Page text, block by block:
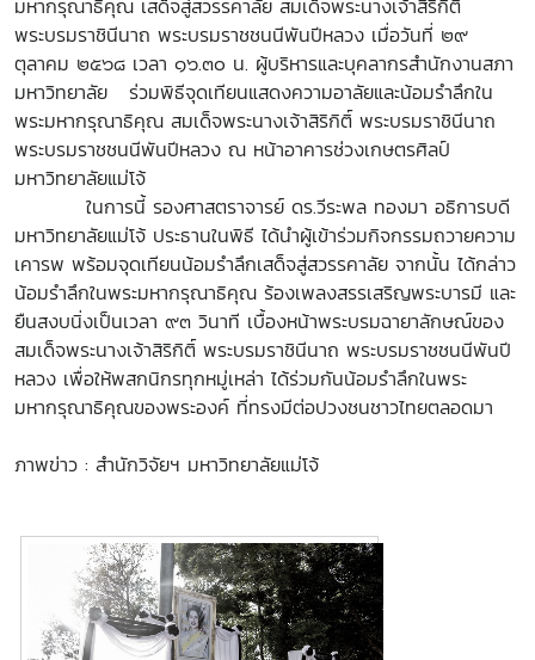
มหากรุณาธิคุณ เสด็จสู่สวรรคาลัย สมเด็จพระนางเจ้าสิริกิติ์
พระบรมราชินีนาถ พระบรมราชชนนีพันปีหลวง เมื่อวันที่ ๒๙
ตุลาคม ๒๕๖๘ เวลา ๑๖.๓๐ น. ผู้บริหารและบุคลากรสำนักงานสภา
มหาวิทยาลัย
ร่วมพิธีจุดเทียนแสดงความอาลัยและน้อมรำลึกใน
พระมหากรุณาธิคุณ สมเด็จพระนางเจ้าสิริกิติ์ พระบรมราชินีนาถ
พระบรมราชชนนีพันปีหลวง ณ หน้าอาคารช่วงเกษตรศิลป์
มหาวิทยาลัยแม่โจ้
ในการนี้ รองศาสตราจารย์ ดร.วีระพล ทองมา อธิการบดี
มหาวิทยาลัยแม่โจ้ ประธานในพิธี ได้นำผู้เข้าร่วมกิจกรรมถวายความ
เคารพ พร้อมจุดเทียนน้อมรำลึกเสด็จสู่สวรรคาลัย จากนั้น ได้กล่าว
น้อมรำลึกในพระมหากรุณาธิคุณ ร้องเพลงสรรเสริญพระบารมี และ
ยืนสงบนิ่งเป็นเวลา ๙๓ วินาที เบื้องหน้าพระบรมฉายาลักษณ์ของ
สมเด็จพระนางเจ้าสิริกิติ์ พระบรมราชินีนาถ พระบรมราชชนนีพันปี
หลวง เพื่อให้พสกนิกรทุกหมู่เหล่า ได้ร่วมกันน้อมรำลึกในพระ
มหากรุณาธิคุณของพระองค์ ที่ทรงมีต่อปวงชนชาวไทยตลอดมา
ภาพข่าว : สำนักวิจัยฯ มหาวิทยาลัยแม่โจ้